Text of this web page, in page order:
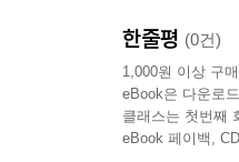
한줄평 (0건)
1,000원 이상 구
eBook은 다운로
클래스는 첫번째
eBook 페이백,